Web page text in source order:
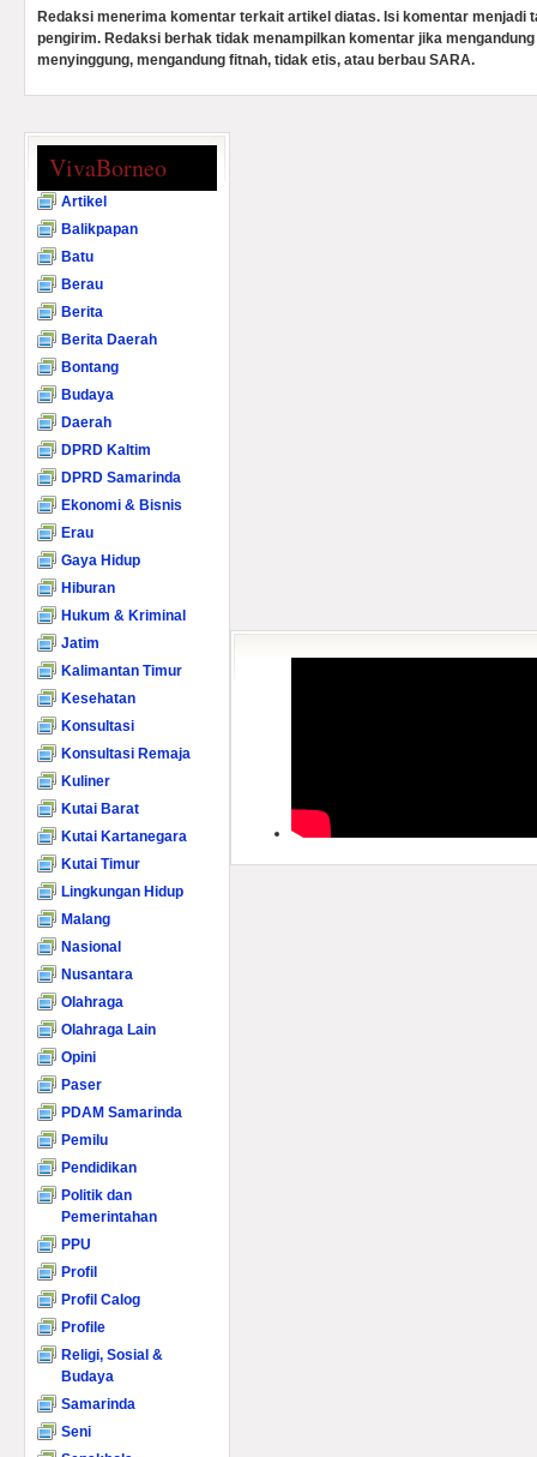
Redaksi menerima komentar terkait artikel diatas. Isi komentar menjadi
pengirim. Redaksi berhak tidak menampilkan komentar jika
menyinggung, mengandung fitnah, tidak etis, atau berbau SARA.
VivaBorneo
Artikel
Balikpapan
Batu
Berau
Berita
Berita Daerah
Bontang
Budaya
Daerah
DPRD Kaltim
DPRD Samarinda
Ekonomi & Bisnis
Erau
Gaya Hidup
Hiburan
Hukum & Kriminal
Jatim
Kalimantan Timur
Kesehatan
Konsultasi
Konsultasi Remaja
Kuliner
Kutai Barat
Kutai Kartanegara
Kutai Timur
Lingkungan Hidup
Malang
Nasional
Nusantara
Olahraga
Olahraga Lain
Opini
Paser
PDAM Samarinda
Pemilu
Pendidikan
Politik dan
Pemerintahan
PPU
Profil
Profil Calog
Profile
Religi, Sosial &
Budaya
Samarinda
Seni